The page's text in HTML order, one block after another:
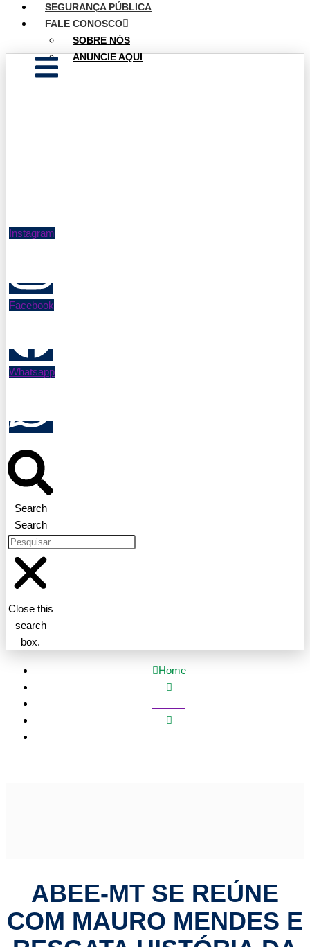
SEGURANÇA PÚBLICA
FALE CONOSCO
SOBRE NÓS
ANUNCIE AQUI
Instagram
Facebook
Whatsapp
Search
Search
Close this
search
box.
Home
ABEE-MT SE REÚNE
COM MAURO MENDES E